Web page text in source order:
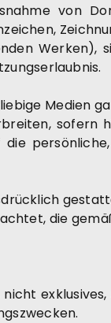
von
Werken),
Medien
sofern
die